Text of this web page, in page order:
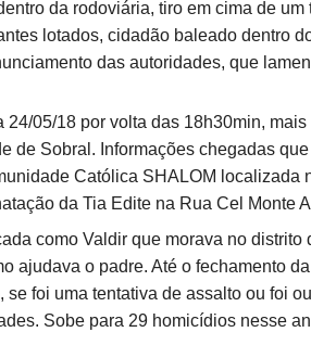
da rodoviária, tiro em cima de um
lotados, cidadão baleado dentro
das autoridades, que
24/05/18 por volta das 18h30min,
de Sobral. Informações chegadas
Católica SHALOM localizada
da Tia Edite na Rua Cel Monte
como Valdir que morava no distrito
ajudava o padre. Até o fechamento
se foi uma tentativa de assalto ou foi
Sobe para 29 homicídios nesse